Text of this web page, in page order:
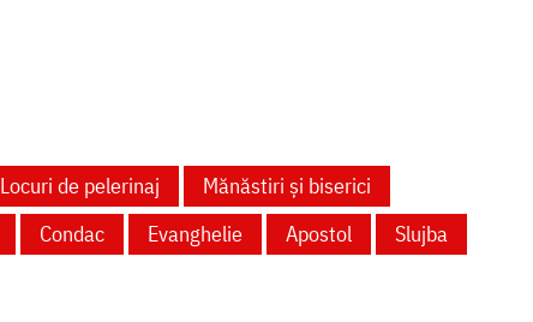
Locuri de pelerinaj
Mănăstiri și biserici
Condac Evanghelie Apostol Slujba